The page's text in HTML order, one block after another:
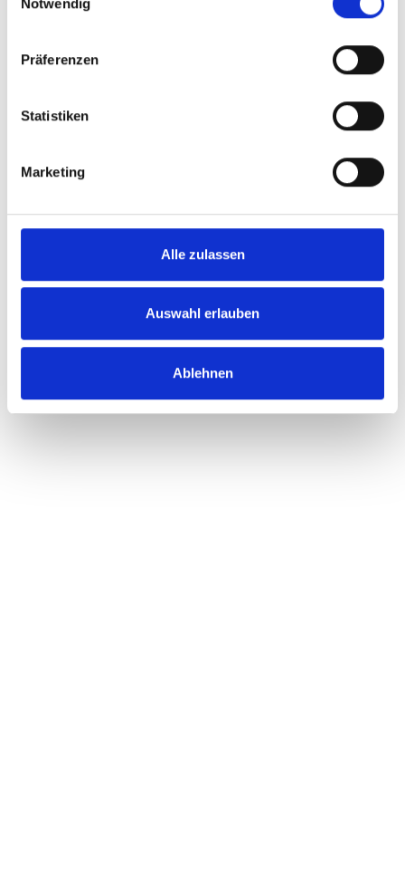
Präferenzen
Statistiken
Marketing
Alle zulassen
Auswahl erlauben
Ablehnen